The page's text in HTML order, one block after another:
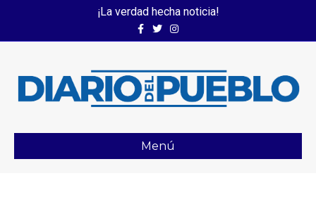
¡La verdad hecha noticia!
FacebookTwitterInstagram
Menú